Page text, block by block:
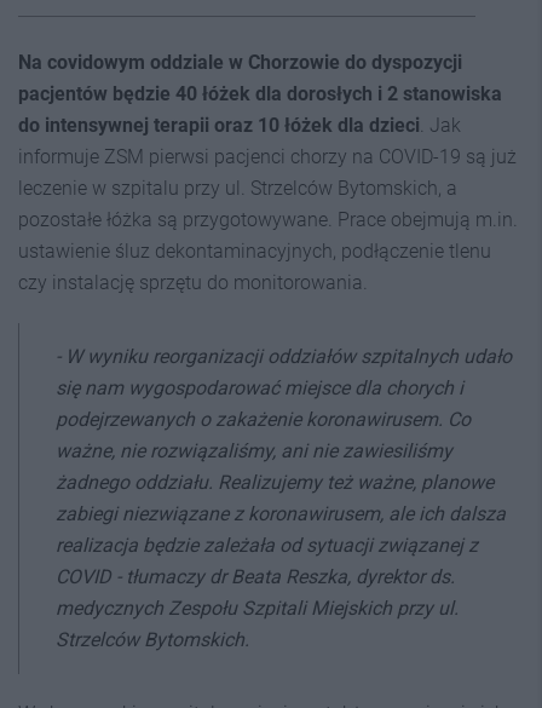
Na covidowym oddziale w Chorzowie do dyspozycji
pacjentów będzie 40 łóżek dla dorosłych i 2 stanowiska
do intensywnej terapii oraz 10 łóżek dla dzieci . Jak
informuje ZSM pierwsi pacjenci chorzy na COVID-19 są już
leczenie w szpitalu przy ul. Strzelców Bytomskich, a
pozostałe łóżka są przygotowywane. Prace obejmują m.in.
ustawienie śluz dekontaminacyjnych, podłączenie tlenu
czy instalację sprzętu do monitorowania.
- W wyniku reorganizacji oddziałów szpitalnych udało
się nam wygospodarować miejsce dla chorych i
podejrzewanych o zakażenie koronawirusem. Co
ważne, nie rozwiązaliśmy, ani nie zawiesiliśmy
żadnego oddziału. Realizujemy też ważne, planowe
zabiegi niezwiązane z koronawirusem, ale ich dalsza
realizacja będzie zależała od sytuacji związanej z
COVID - tłumaczy dr Beata Reszka, dyrektor ds.
medycznych Zespołu Szpitali Miejskich przy ul.
Strzelców Bytomskich.